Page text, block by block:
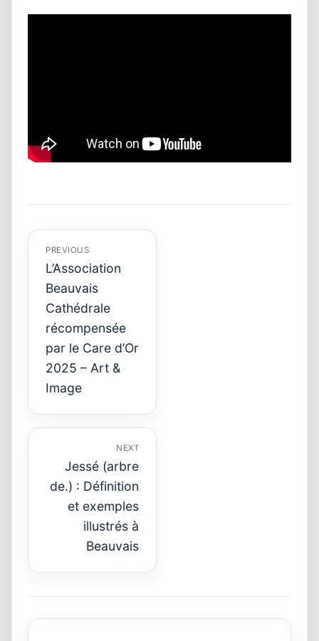
de
l’article
PREVIOUS
Previous
post:
L’Association
Beauvais
Cathédrale
récompensée
par le Care d’Or
2025 – Art &
Image
NEXT
Next
Jessé (arbre
de.) : Définition
et exemples
illustrés à
Beauvais